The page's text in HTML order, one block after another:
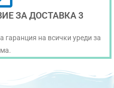
ЗА ДОСТАВКА 3
на всички уреди за